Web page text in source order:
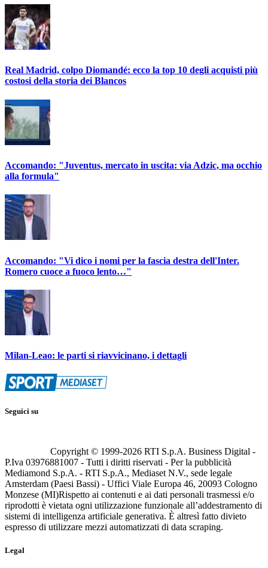
Real Madrid, colpo Diomandé: ecco la top 10 degli acquisti più
costosi della storia dei Blancos
Accomando: "Juventus, mercato in uscita: via Adzic, ma occhio
alla formula"
Accomando: "Vi dico i nomi per la fascia destra dell'Inter.
Romero cuoce a fuoco lento…"
Milan-Leao: le parti si riavvicinano, i dettagli
Seguici su
Copyright © 1999-2026 RTI S.p.A. Business Digital -
P.Iva 03976881007 - Tutti i diritti riservati - Per la pubblicità
Mediamond S.p.A. - RTI S.p.A., Mediaset N.V., sede legale
Amsterdam (Paesi Bassi) - Uffici Viale Europa 46, 20093 Cologno
Monzese (MI)Rispetto ai contenuti e ai dati personali trasmessi e/o
riprodotti è vietata ogni utilizzazione funzionale all’addestramento di
sistemi di intelligenza artificiale generativa. È altresì fatto divieto
espresso di utilizzare mezzi automatizzati di data scraping.
Legal